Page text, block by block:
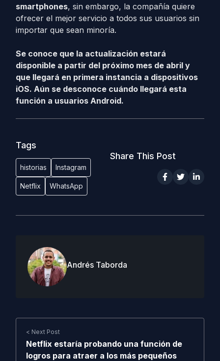
smartphones, sin embargo, la compañía quiere
ofrecer el mejor servicio a todos sus usuarios sin
importar que sean minoría.
Se conoce que la actualización estará
disponible a partir del próximo mes de abril y
que llegará en primera instancia a dispositivos
iOS. Aún se desconoce cuándo llegará esta
función a usuarios Android.
Tags
historias Instagram
Netflix WhatsApp
Share This Post
Andrés Taborda
< Next Post
Netflix estaría probando una función de
logros para atraer a los más pequeños